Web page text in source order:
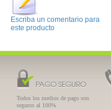
Escriba un comentario para
este producto
PAGO SEGURO
Todos los medios de pago son
seguros al 100%